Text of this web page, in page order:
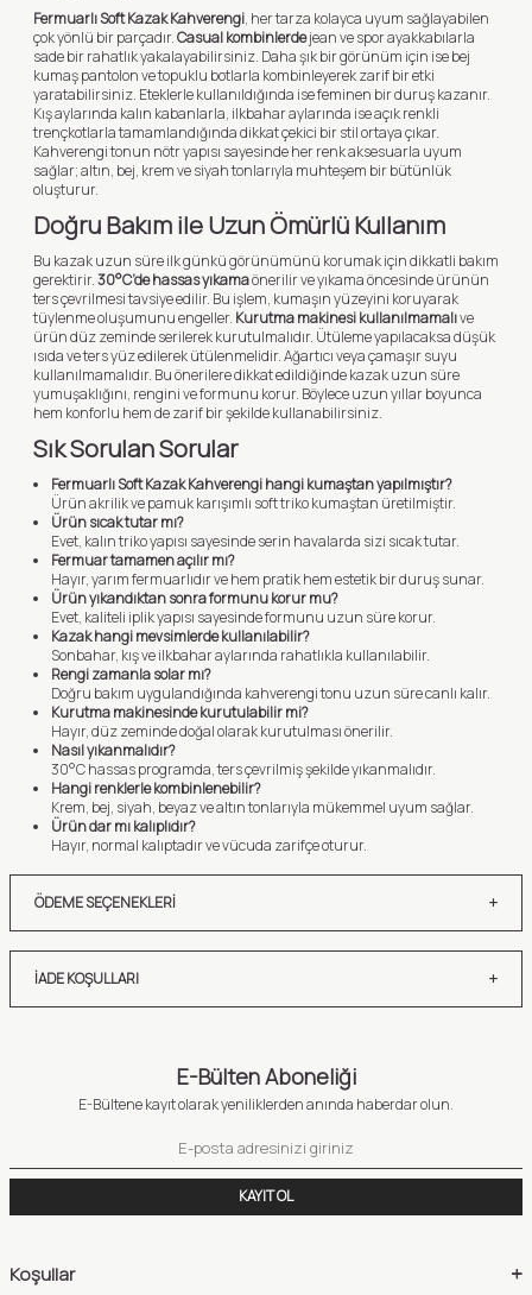
Fermuarlı Soft Kazak Kahverengi, her tarza kolayca uyum sağlayabilen
çok yönlü bir parçadır.Casual kombinlerdejean ve spor ayakkabılarla
sade bir rahatlık yakalayabilirsiniz. Daha şık bir görünüm için ise bej
kumaş pantolon ve topuklu botlarla kombinleyerek zarif bir etki
yaratabilirsiniz. Eteklerle kullanıldığında ise feminen bir duruş kazanır.
Kış aylarında kalın kabanlarla, ilkbahar aylarında ise açık renkli
trençkotlarla tamamlandığında dikkat çekici bir stil ortaya çıkar.
Kahverengi tonun nötr yapısı sayesinde her renk aksesuarla uyum
sağlar; altın, bej, krem ve siyah tonlarıyla muhteşem bir bütünlük
oluşturur.
Doğru Bakım ile Uzun Ömürlü Kullanım
Bu kazak uzun süre ilk günkü görünümünü korumak için dikkatli bakım
gerektirir.30°C’de hassas yıkamaönerilir ve yıkama öncesinde ürünün
ters çevrilmesi tavsiye edilir. Bu işlem, kumaşın yüzeyini koruyarak
tüylenme oluşumunu engeller. Kurutma makinesi kullanılmamalıve
ürün düz zeminde serilerek kurutulmalıdır. Ütüleme yapılacaksa düşük
ısıda ve ters yüz edilerek ütülenmelidir. Ağartıcı veya çamaşır suyu
kullanılmamalıdır. Bu önerilere dikkat edildiğinde kazak uzun süre
yumuşaklığını, rengini ve formunu korur. Böylece uzun yıllar boyunca
hem konforlu hem de zarif bir şekilde kullanabilirsiniz.
Sık Sorulan Sorular
Fermuarlı Soft Kazak Kahverengi hangi kumaştan yapılmıştır?
Ürün akrilik ve pamuk karışımlı soft triko kumaştan üretilmiştir.
Ürün sıcak tutar mı?
Evet, kalın triko yapısı sayesinde serin havalarda sizi sıcak tutar.
Fermuar tamamen açılır mı?
Hayır, yarım fermuarlıdır ve hem pratik hem estetik bir duruş sunar.
Ürün yıkandıktan sonra formunu korur mu?
Evet, kaliteli iplik yapısı sayesinde formunu uzun süre korur.
Kazak hangi mevsimlerde kullanılabilir?
Sonbahar, kış ve ilkbahar aylarında rahatlıkla kullanılabilir.
Rengi zamanla solar mı?
Doğru bakım uygulandığında kahverengi tonu uzun süre canlı kalır.
Kurutma makinesinde kurutulabilir mi?
Hayır, düz zeminde doğal olarak kurutulması önerilir.
Nasıl yıkanmalıdır?
30°C hassas programda, ters çevrilmiş şekilde yıkanmalıdır.
Hangi renklerle kombinlenebilir?
Krem, bej, siyah, beyaz ve altın tonlarıyla mükemmel uyum sağlar.
Ürün dar mı kalıplıdır?
Hayır, normal kalıptadır ve vücuda zarifçe oturur.
ÖDEME SEÇENEKLERI
İADE KOŞULLARI
E-Bülten Aboneliği
E-Bültene kayıt olarak yeniliklerden anında haberdar olun.
KAYIT OL
Koşullar